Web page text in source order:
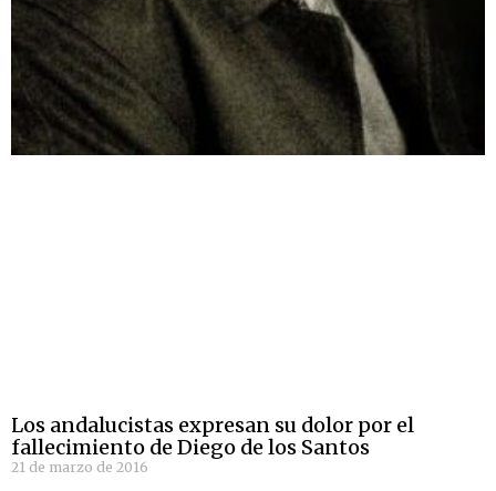
Los andalucistas expresan su dolor por el
fallecimiento de Diego de los Santos
21 de marzo de 2016